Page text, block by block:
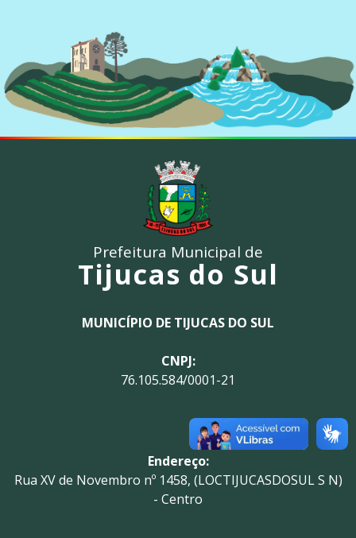
Prefeitura Municipal de
Tijucas do Sul
MUNICÍPIO DE TIJUCAS DO SUL
CNPJ:
76.105.584/0001-21
Endereço:
Rua XV de Novembro nº 1458, (LOCTIJUCASDOSUL S N)
- Centro